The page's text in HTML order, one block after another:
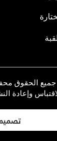
جميع الحقوق
وإعادة